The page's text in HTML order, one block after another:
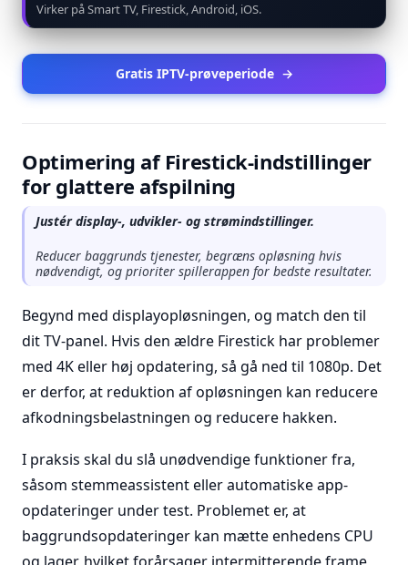
Virker på Smart TV, Firestick, Android, iOS.
Gratis IPTV-prøveperiode →
Optimering af Firestick-indstillinger
for glattere afspilning
Justér display-, udvikler- og strømindstillinger.
Reducer baggrunds tjenester, begræns opløsning hvis
nødvendigt, og prioriter spillerappen for bedste resultater.
Begynd med displayopløsningen, og match den til
dit TV-panel. Hvis den ældre Firestick har problemer
med 4K eller høj opdatering, så gå ned til 1080p. Det
er derfor, at reduktion af opløsningen kan reducere
afkodningsbelastningen og reducere hakken.
I praksis skal du slå unødvendige funktioner fra,
såsom stemmeassistent eller automatiske app-
opdateringer under test. Problemet er, at
baggrundsopdateringer kan mætte enhedens CPU